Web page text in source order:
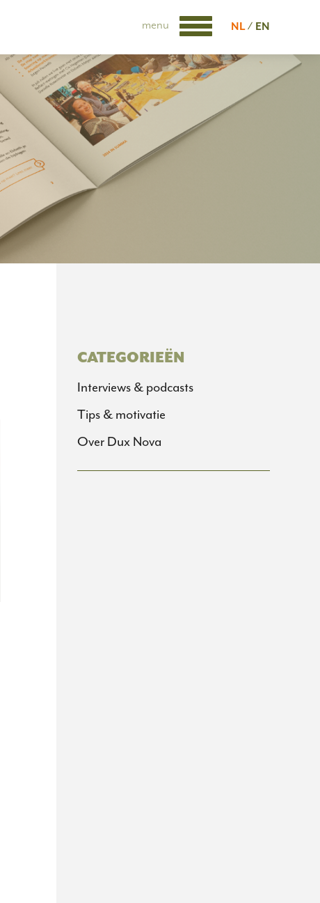
menu NL EN
CATEGORIEËN
Interviews & podcasts
Tips & motivatie
Over Dux Nova